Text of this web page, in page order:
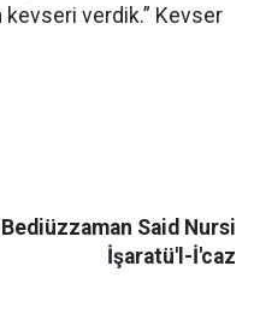
kevseri verdik.” Kevser
Bediüzzaman Said Nursi
İşaratü'l-İ'caz